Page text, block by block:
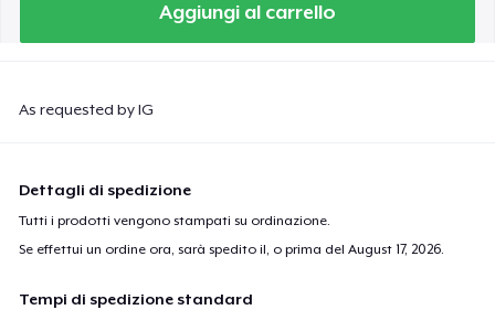
Aggiungi al carrello
As requested by IG
Dettagli di spedizione
Tutti i prodotti vengono stampati su ordinazione.
Se effettui un ordine ora, sarà spedito il, o prima delAugust 17, 2026.
Tempi di spedizione standard